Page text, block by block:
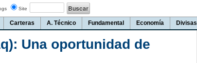
Site
Carteras A. Técnico Fundamental Economía Divisas
Una oportunidad de